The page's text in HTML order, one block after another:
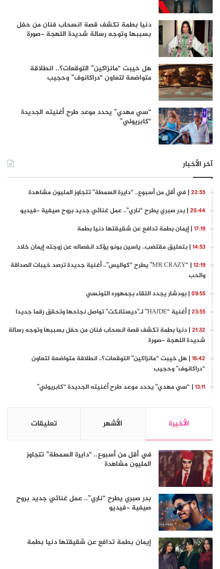
دنيا بطمة تكشف قصة انسحاب فنان من حفل
بسببها وتوجه رسالة شديدة اللهجة -صورة
هل خيبت “مانزاكين” التوقعات؟.. انطلاقة
متواضعة لتعاون “دراكانوف” وحجيب
“سي مهدي” يحدد موعد طرح أغنيته الجديدة
“كابريولي”
آخر الأخبار
22:55 | في أقل من أسبوع.. “دايرة السمطة” تتجاوز المليون مشاهدة
20:44 | بدر صبري يطرح “ناري”.. عمل غنائي جديد بروح صيفية -فيديو
17:19 | إيمان بطمة تدافع عن شقيقتها دنيا بطمة
14:53 | بتعليق مقتضب.. ياسين بونو يؤكد انفصاله عن زوجته إيمان خلاد
12:19
| “MR CRAZY” يطرح “كواليس”.. أغنية جديدة ترصد خيبات الصداقة
والحب
09:55 | بودشار يجدد اللقاء بجمهوره التونسي
23:55 | أغنية “HAJDE” لـ”ديستانكت” تواصل نجاحها وتحقق رقما جديدا
21:32 | دنيا بطمة تكشف قصة انسحاب فنان من حفل بسببها وتوجه رسالة
شديدة اللهجة -صورة
16:42 | هل خيبت “مانزاكين” التوقعات؟.. انطلاقة متواضعة لتعاون
“دراكانوف” وحجيب
13:11 | “سي مهدي” يحدد موعد طرح أغنيته الجديدة “كابريولي”
الأخيرة الأشهر تعليقات
في أقل من أسبوع.. “دايرة السمطة” تتجاوز
المليون مشاهدة
بدر صبري يطرح “ناري”.. عمل غنائي جديد بروح
صيفية -فيديو
إيمان بطمة تدافع عن شقيقتها دنيا بطمة